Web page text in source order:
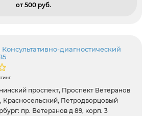
от 500 pуб.
диагностический
проспект, Проспект Ветеранов
Красносельский, Петродворцовый
пр. Ветеранов д 89, корп. 3